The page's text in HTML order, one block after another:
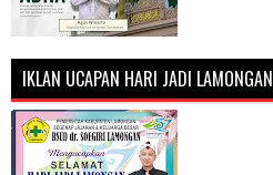
IKLAN UCAPAN HARI JADI LAMONGAN